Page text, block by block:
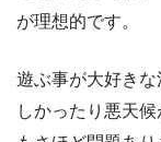
が理想的です。
遊ぶ事が大好き
しかったり悪天